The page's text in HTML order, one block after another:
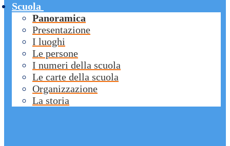
Scuola
Panoramica
Presentazione
I luoghi
Le persone
I numeri della scuola
Le carte della scuola
Organizzazione
La storia